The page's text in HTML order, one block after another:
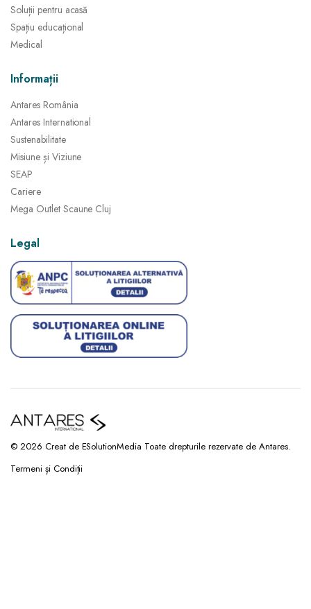
Soluții pentru acasă
Spațiu educațional
Medical
Informații
Antares România
Antares International
Sustenabilitate
Misiune și Viziune
SEAP
Cariere
Mega Outlet Scaune Cluj
Legal
© 2026 Creat de ESolutionMedia Toate drepturile rezervate de Antares.
Termeni și Condiții